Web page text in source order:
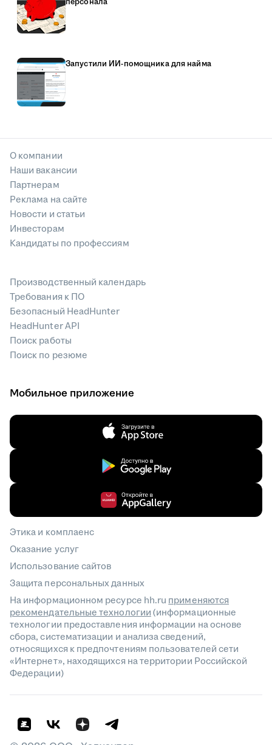
Запустили ИИ-помощника для найма
О компании
Наши вакансии
Партнерам
Реклама на сайте
Новости и статьи
Инвесторам
Кандидаты по профессиям
Производственный календарь
Требования к ПО
Безопасный HeadHunter
HeadHunter API
Поиск работы
Поиск по резюме
Мобильное приложение
Этика и комплаенс
Оказание услуг
Использование сайтов
Защита персональных данных
На информационном ресурсе hh.ru применяются
рекомендательные технологии(информационные
технологии предоставления информации на основе
сбора, систематизации и анализа сведений,
относящихся к предпочтениям пользователей сети
«Интернет», находящихся на территории Российской
Федерации)